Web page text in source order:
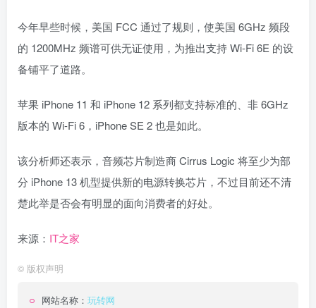
今年早些时候，美国 FCC 通过了规则，使美国 6GHz 频段
的 1200MHz 频谱可供无证使用，为推出支持 Wi-Fi 6E 的设
备铺平了道路。
苹果 iPhone 11 和 iPhone 12 系列都支持标准的、非 6GHz
版本的 Wi-Fi 6，iPhone SE 2 也是如此。
该分析师还表示，音频芯片制造商 Cirrus Logic 将至少为部
分 iPhone 13 机型提供新的电源转换芯片，不过目前还不清
楚此举是否会有明显的面向消费者的好处。
来源： IT之家
© 版权声明
网站名称： 玩转网